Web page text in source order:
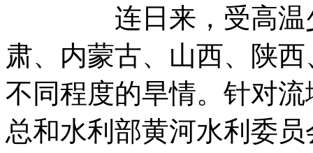
连日来，受高温少
肃、内蒙古、山西、陕
不同程度的旱情。针对
总和水利部黄河水利委